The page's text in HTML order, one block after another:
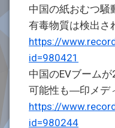
中国の紙おむつ騒
有毒物質は検出
https://
id=980421
中国のEVブーム
可能性も―印メデ
https://
id=980244